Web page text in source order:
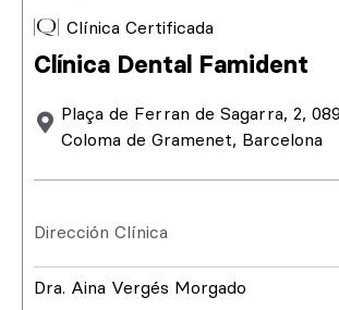
Clínica Certificada
Clínica Dental Famident
Plaça de Ferran de Sagarra, 2,
Coloma de Gramenet, Barcelona
Dirección Clínica
Dra. Aina Vergés Morgado